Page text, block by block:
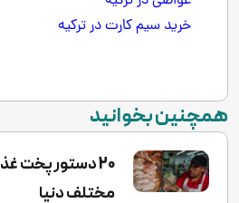
خرید سیم کارت در ترکیه
همچنین بخوانید
20 دستور پخت
مختلف دنیا